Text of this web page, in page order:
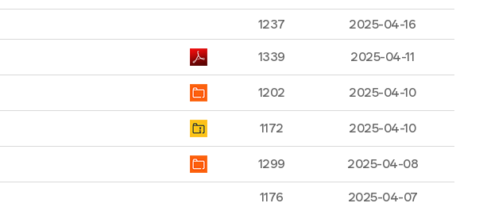
1237 2025-04-16
1339 2025-04-11
1202 2025-04-10
1172 2025-04-10
1299 2025-04-08
1176
2025-04-07